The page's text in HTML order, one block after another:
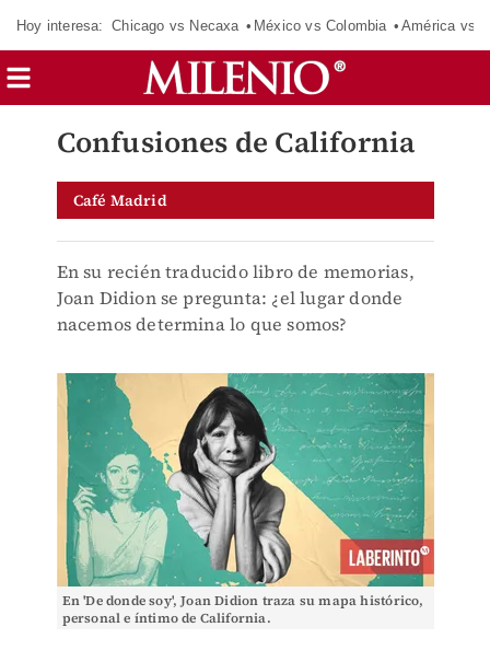
Hoy interesa: Chicago vs Necaxa México vs Colombia América vs
Confusiones de California
Café Madrid
En su recién traducido libro de memorias,
Joan Didion se pregunta: ¿el lugar donde
nacemos determina lo que somos?
En 'De donde soy', Joan Didion traza su mapa histórico,
personal e íntimo de California.